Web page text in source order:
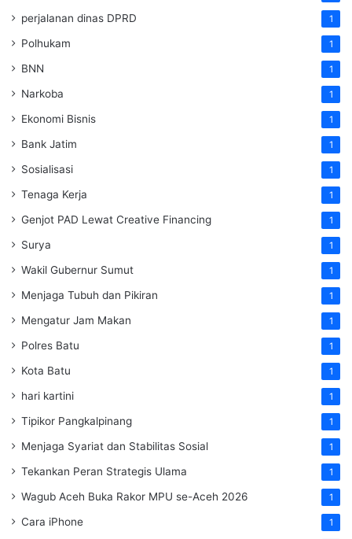
perjalanan dinas DPRD 1
Polhukam 1
BNN 1
Narkoba 1
Ekonomi Bisnis 1
Bank Jatim 1
Sosialisasi 1
Tenaga Kerja 1
Genjot PAD Lewat Creative Financing 1
Surya 1
Wakil Gubernur Sumut 1
Menjaga Tubuh dan Pikiran 1
Mengatur Jam Makan 1
Polres Batu 1
Kota Batu 1
hari kartini 1
Tipikor Pangkalpinang 1
Menjaga Syariat dan Stabilitas Sosial 1
Tekankan Peran Strategis Ulama 1
Wagub Aceh Buka Rakor MPU se-Aceh 2026 1
Cara iPhone 1